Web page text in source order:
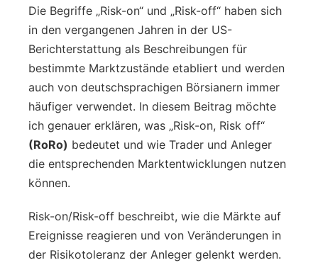
Die Begriffe „Risk-on“ und „Risk-off“ haben sich
in den vergangenen Jahren in der US-
Berichterstattung als Beschreibungen für
bestimmte Marktzustände etabliert und werden
auch von deutschsprachigen Börsianern immer
häufiger verwendet. In diesem Beitrag möchte
ich genauer erklären, was „Risk-on, Risk off“
(RoRo) bedeutet und wie Trader und Anleger
die entsprechenden Marktentwicklungen nutzen
können.
Risk-on/Risk-off beschreibt, wie die Märkte auf
Ereignisse reagieren und von Veränderungen in
der Risikotoleranz der Anleger gelenkt werden.